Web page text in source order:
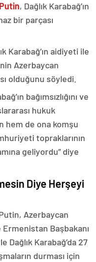
, Dağlık Karabağ’ın
bir parçası
Karabağ’ın aidiyeti ile
Azerbaycan
olduğunu söyledi.
bağımsızlığını ve
hukuk
hem de ona komşu
topraklarının
geliyordu” diye
Diye Herşeyi
Azerbaycan
Başbakanı
Dağlık Karabağ’da 27
durması için